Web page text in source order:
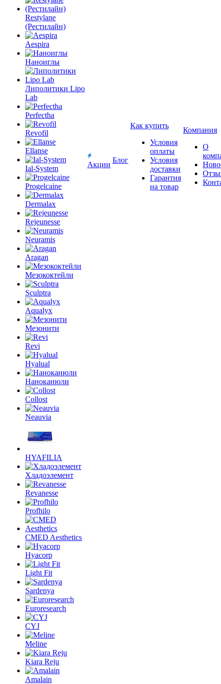
Restylane
(Рестилайн)
Aespira
Наноиглы
Липолитики Lipo
Lab
Perfectha
Revofil
Ellanse
Ial-System
Progelcaine
Dermalax
Rejeunesse
Neuramis
Aragan
Мезококтейли
Sculptra
Aqualyx
Мезонити
Revi
Hyalual
Наноканюли
Collost
Neauvia
HYAFILIA
Хладоэлемент
Revanesse
Profhilo
CMED Aesthetics
Hyacorp
Light Fit
Sardenya
Euroresearch
CYJ
Meline
Kiara Reju
Amalain
Акции
Блог
Как купить
Условия
оплаты
Условия
доставки
Гарантия
на товар
Компания
О